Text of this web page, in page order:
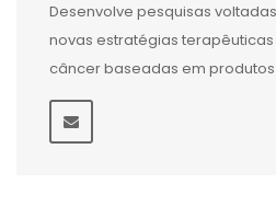
Desenvolve pesquisas
novas estratégias
câncer baseadas em produtos